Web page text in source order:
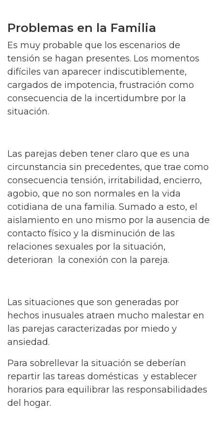
Problemas en la Familia
Es muy probable que los escenarios de
tensión se hagan presentes. Los momentos
difíciles van aparecer indiscutiblemente,
cargados de impotencia, frustración como
consecuencia de la incertidumbre por la
situación.
Las parejas deben tener claro que es una
circunstancia sin precedentes, que trae como
consecuencia tensión, irritabilidad, encierro,
agobio, que no son normales en la vida
cotidiana de una familia. Sumado a esto, el
aislamiento en uno mismo por la ausencia de
contacto físico y la disminución de las
relaciones sexuales por la situación,
deterioran la conexión con la pareja.
Las situaciones que son generadas por
hechos inusuales atraen mucho malestar en
las parejas caracterizadas por miedo y
ansiedad.
Para sobrellevar la situación se deberían
repartir las tareas domésticas y establecer
horarios para equilibrar las responsabilidades
del hogar.